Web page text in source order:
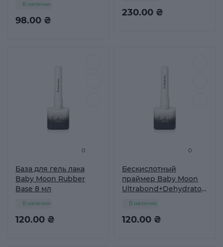
98.00 ₴
В наличии
230.00 ₴
0
База для гель лака
Baby Moon Rubber
Base 8 мл
120.00 ₴
В наличии
0
Бескислотный
праймер Baby Moon
Ultrabond+Dehydrator
120.00 ₴
В наличии